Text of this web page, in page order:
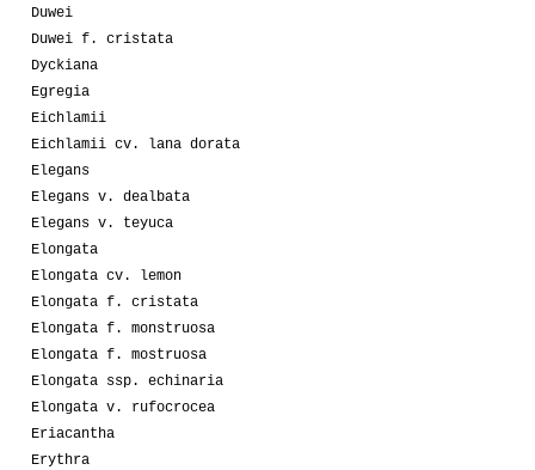
Duwei
Duwei f. cristata
Dyckiana
Egregia
Eichlamii
Eichlamii cv. lana dorata
Elegans
Elegans v. dealbata
Elegans v. teyuca
Elongata
Elongata cv. lemon
Elongata f. cristata
Elongata f. monstruosa
Elongata f. mostruosa
Elongata ssp. echinaria
Elongata v. rufocrocea
Eriacantha
Erythra